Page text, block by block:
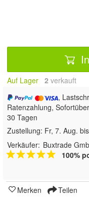
Auf Lager 2 verkauft
,
Ratenzahlung,
30 Tagen
Zustellung: Fr, 7. Aug.
Verkäufer: Buxtrade
100%
Merken Teilen